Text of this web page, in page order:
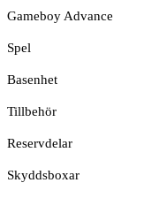
Gameboy Advance
Spel
Basenhet
Tillbehör
Reservdelar
Skyddsboxar